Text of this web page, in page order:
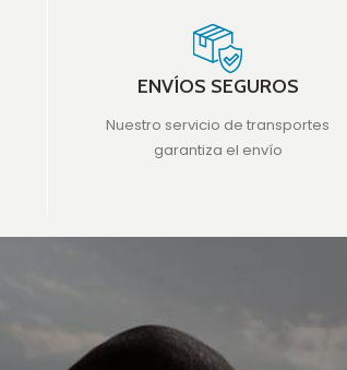
ENVÍOS SEGUROS
Nuestro servicio de transportes
garantiza el envío